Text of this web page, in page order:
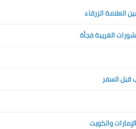
الغريبة فجأة